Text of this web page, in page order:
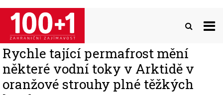
Přejít
hlavnímu
obsahu
Rychle tající permafrost mění
některé vodní toky v Arktidě v
oranžové strouhy plné těžkých